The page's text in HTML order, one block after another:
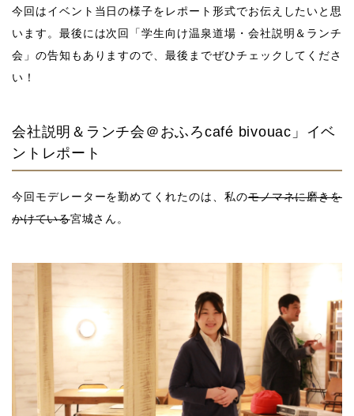
今回はイベント当日の様子をレポート形式でお伝えしたいと思
います。最後には次回「学生向け温泉道場・会社説明＆ランチ
会」の告知もありますので、最後までぜひチェックしてくださ
い！
会社説明＆ランチ会＠おふろcafé bivouac」イベ
ントレポート
今回モデレーターを勤めてくれたのは、私のモノマネに磨きを
かけている宮城さん。